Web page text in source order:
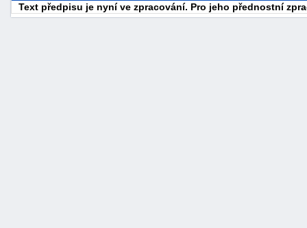
Text předpisu je nyní ve zpracování. Pro jeho přednostní